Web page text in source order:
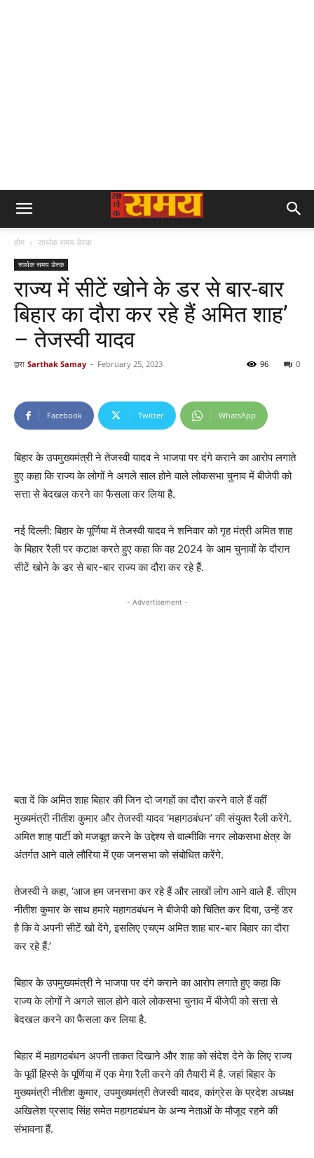
होम सार्थक समय डेस्क
सार्थक समय डेस्क
राज्य में सीटें खोने के डर से बार-बार
बिहार का दौरा कर रहे हैं अमित शाह’
– तेजस्वी यादव
द्वारा Sarthak Samay - February 25, 2023 0
96
Facebook Twitter WhatsApp
बिहार के उपमुख्यमंत्री ने तेजस्वी यादव ने भाजपा पर दंगे कराने का आरोप लगाते
हुए कहा कि राज्य के लोगों ने अगले साल होने वाले लोकसभा चुनाव में बीजेपी को
सत्ता से बेदखल करने का फैसला कर लिया है.
नई दिल्ली: बिहार के पूर्णिया में तेजस्वी यादव ने शनिवार को गृह मंत्री अमित शाह
के बिहार रैली पर कटाक्ष करते हुए कहा कि वह 2024 के आम चुनावों के दौरान
सीटें खोने के डर से बार-बार राज्य का दौरा कर रहे हैं.
- Advertisement -
बता दें कि अमित शाह बिहार की जिन दो जगहों का दौरा करने वाले हैं वहीं
मुख्यमंत्री नीतीश कुमार और तेजस्वी यादव ‘महागठबंधन’ की संयुक्त रैली करेंगे.
अमित शाह पार्टी को मजबूत करने के उद्देश्य से वाल्मीकि नगर लोकसभा क्षेत्र के
अंतर्गत आने वाले लौरिया में एक जनसभा को संबोधित करेंगे.
तेजस्वी ने कहा, ‘आज हम जनसभा कर रहे हैं और लाखों लोग आने वाले हैं. सीएम
नीतीश कुमार के साथ हमारे महागठबंधन ने बीजेपी को चिंतित कर दिया, उन्हें डर
है कि वे अपनी सीटें खो देंगे, इसलिए एचएम अमित शाह बार-बार बिहार का दौरा
कर रहे हैं.’
बिहार के उपमुख्यमंत्री ने भाजपा पर दंगे कराने का आरोप लगाते हुए कहा कि
राज्य के लोगों ने अगले साल होने वाले लोकसभा चुनाव में बीजेपी को सत्ता से
बेदखल करने का फैसला कर लिया है.
बिहार में महागठबंधन अपनी ताकत दिखाने और शाह को संदेश देने के लिए राज्य
के पूर्वी हिस्से के पूर्णिया में एक मेगा रैली करने की तैयारी में है. जहां बिहार के
मुख्यमंत्री नीतीश कुमार, उपमुख्यमंत्री तेजस्वी यादव, कांग्रेस के प्रदेश अध्यक्ष
अखिलेश प्रसाद सिंह समेत महागठबंधन के अन्य नेताओं के मौजूद रहने की
संभावना हैं.